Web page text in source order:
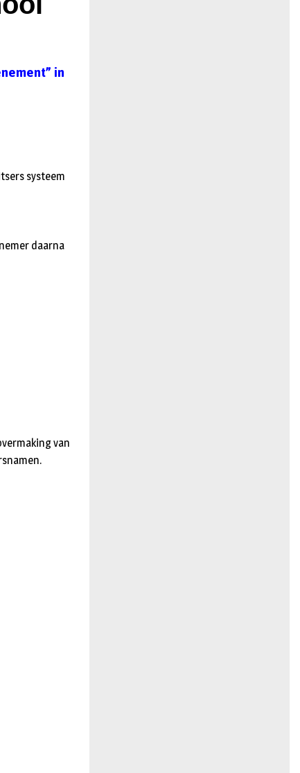
in
systeem
daarna
van